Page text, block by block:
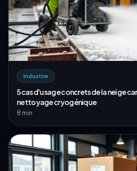
Industrie
5 cas d'usage concrets de la neige
nettoyage cryogénique
8 min